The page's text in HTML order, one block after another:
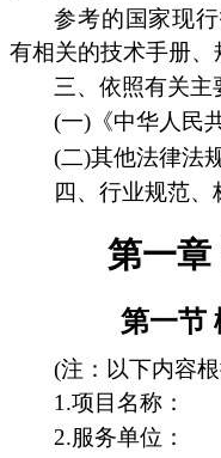
参考的国家现
有相关的技术手册、
三、依照有关主
(一)《中华人民
(二)其他法律法规
四、行业规范、
第一章
第一节
(注：以下内容
1.项目名称：
2.服务单位：